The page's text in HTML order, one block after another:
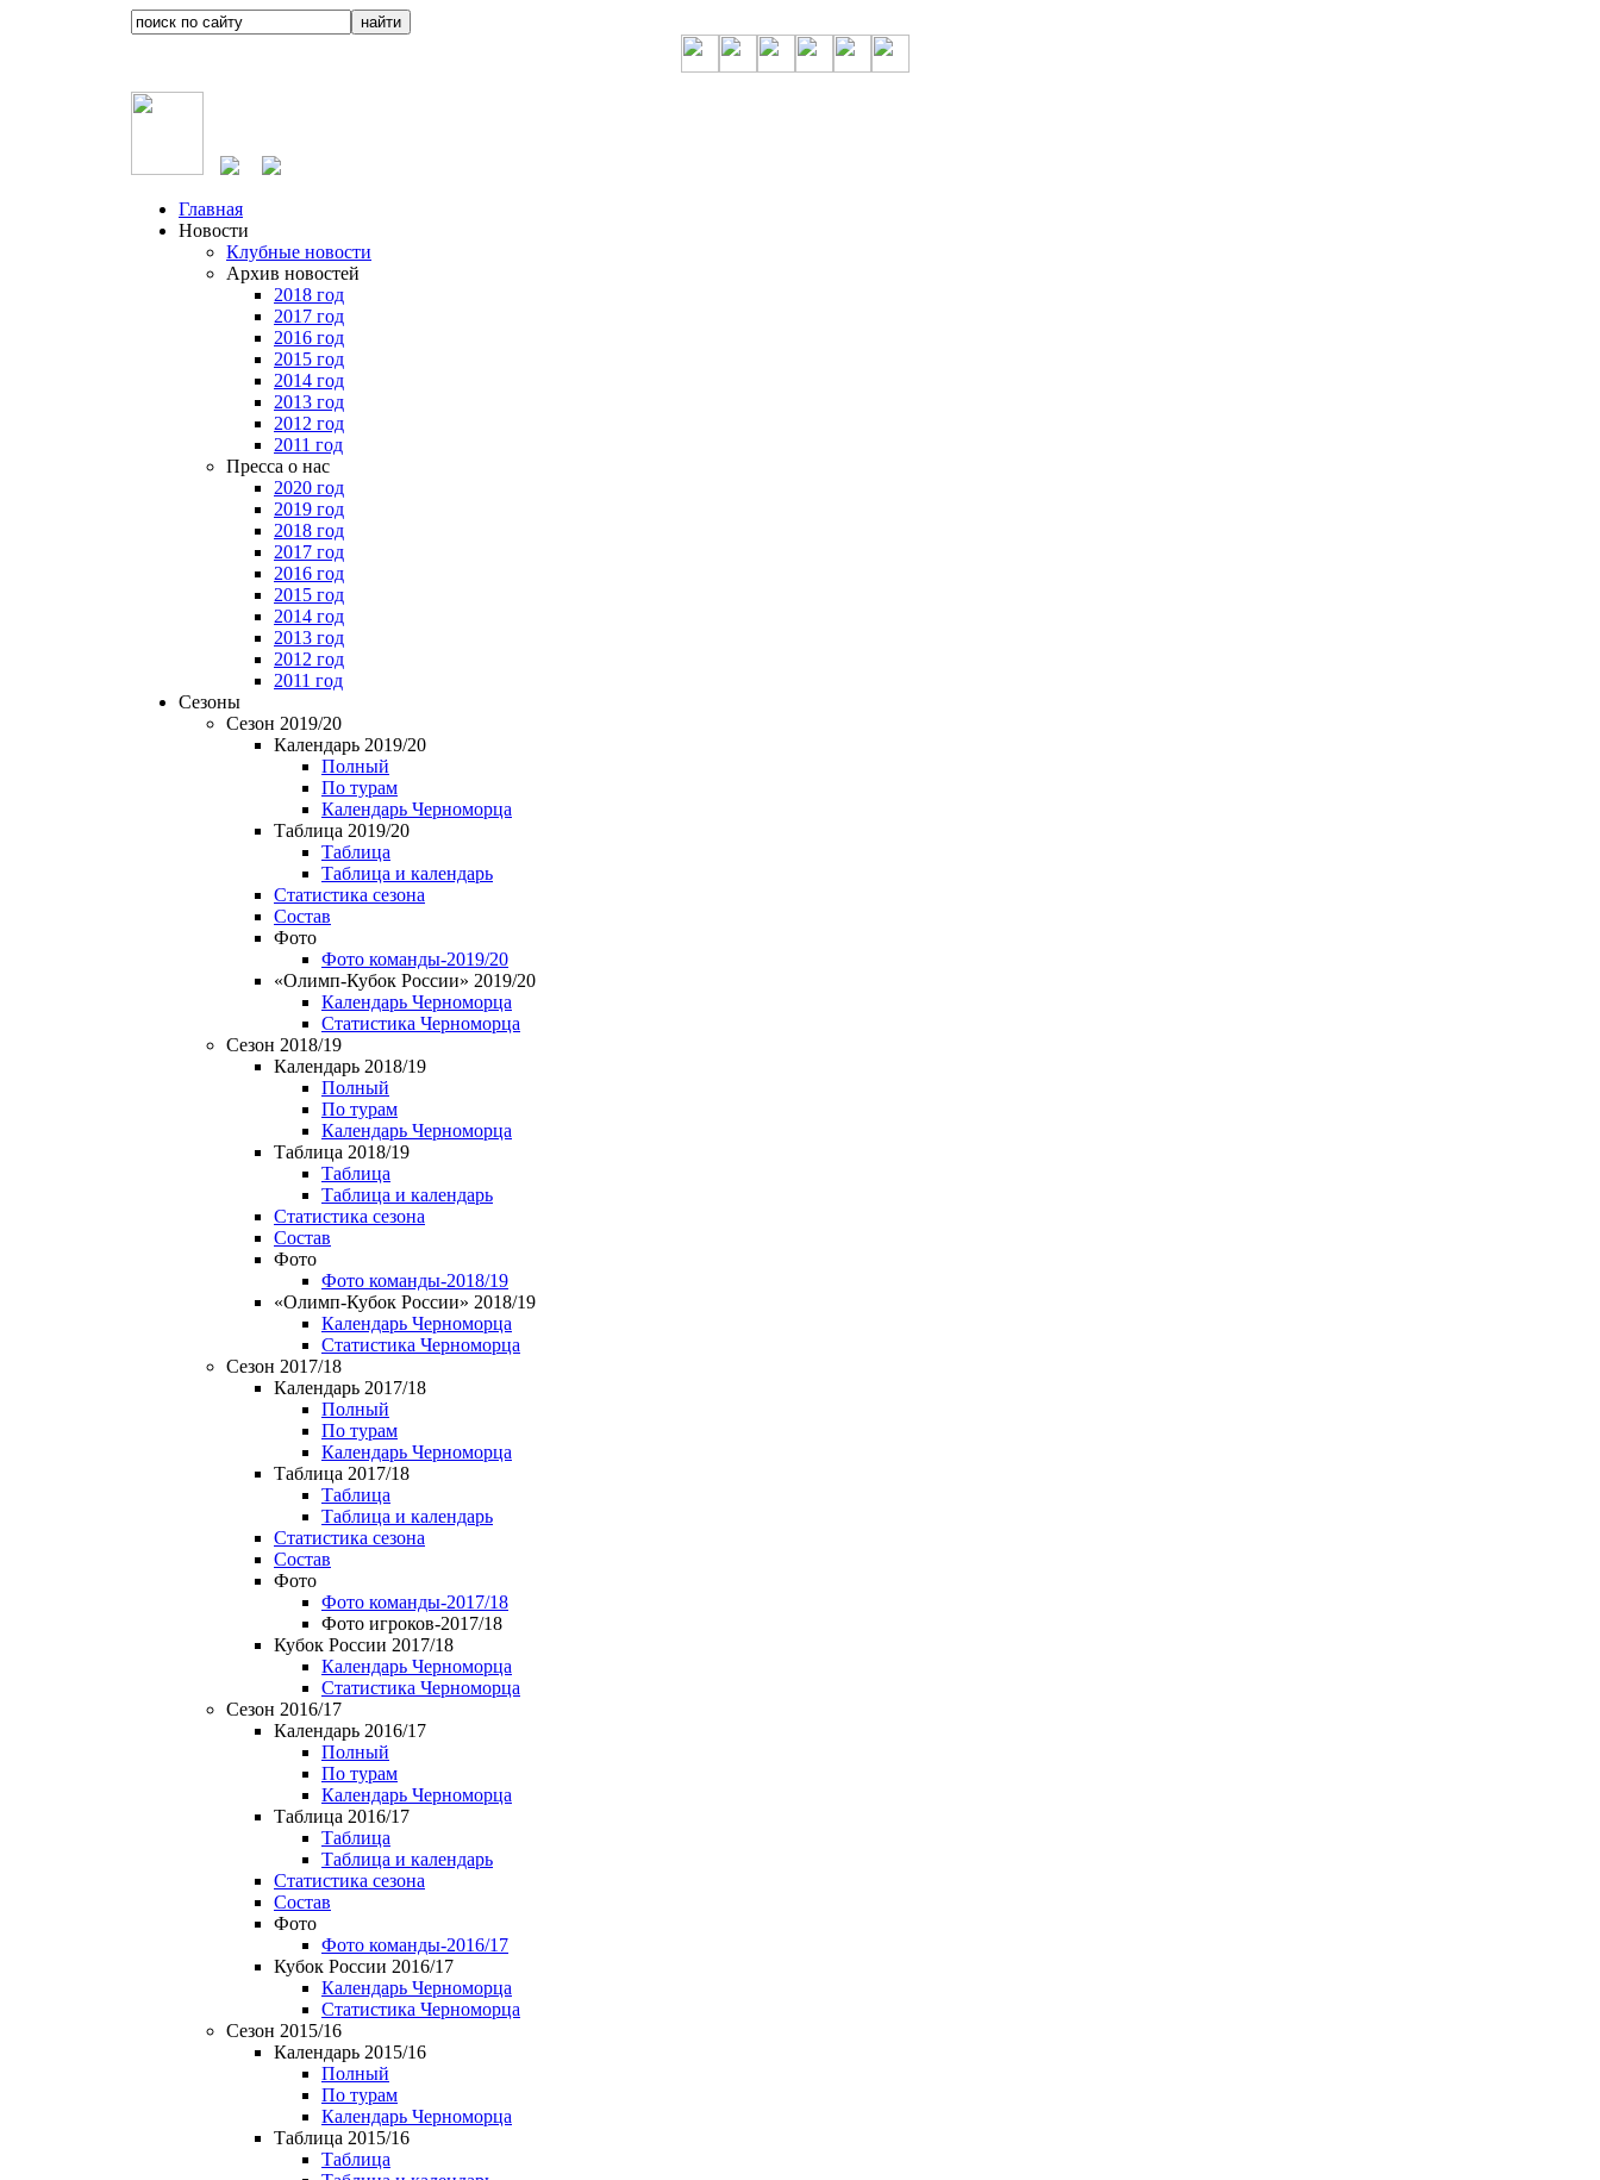
Главная
Новости
Клубные новости
Архив новостей
2018 год
2017 год
2016 год
2015 год
2014 год
2013 год
2012 год
2011 год
Пресса о нас
2020 год
2019 год
2018 год
2017 год
2016 год
2015 год
2014 год
2013 год
2012 год
2011 год
Сезоны
Сезон 2019/20
Календарь 2019/20
Полный
По турам
Календарь Черноморца
Таблица 2019/20
Таблица
Таблица и календарь
Статистика сезона
Состав
Фото
Фото команды-2019/20
«Олимп-Кубок России» 2019/20
Календарь Черноморца
Статистика Черноморца
Сезон 2018/19
Календарь 2018/19
Полный
По турам
Календарь Черноморца
Таблица 2018/19
Таблица
Таблица и календарь
Статистика сезона
Состав
Фото
Фото команды-2018/19
«Олимп-Кубок России» 2018/19
Календарь Черноморца
Статистика Черноморца
Сезон 2017/18
Календарь 2017/18
Полный
По турам
Календарь Черноморца
Таблица 2017/18
Таблица
Таблица и календарь
Статистика сезона
Состав
Фото
Фото команды-2017/18
Фото игроков-2017/18
Кубок России 2017/18
Календарь Черноморца
Статистика Черноморца
Сезон 2016/17
Календарь 2016/17
Полный
По турам
Календарь Черноморца
Таблица 2016/17
Таблица
Таблица и календарь
Статистика сезона
Состав
Фото
Фото команды-2016/17
Кубок России 2016/17
Календарь Черноморца
Статистика Черноморца
Сезон 2015/16
Календарь 2015/16
Полный
По турам
Календарь Черноморца
Таблица 2015/16
Таблица